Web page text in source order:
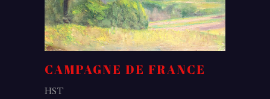
CAMPAGNE DE FRANCE
HST